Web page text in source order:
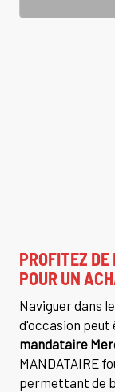
PROFITEZ
POUR UN
Naviguer dans
d'occasion peut
mandataire
MANDATAIRE
permettant de